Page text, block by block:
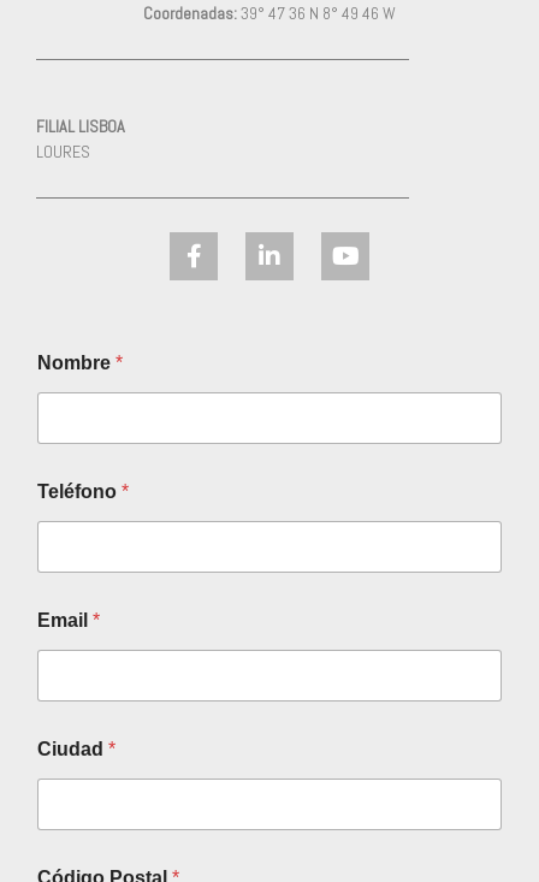
Coordenadas:39° 47 36 N 8° 49 46 W
FILIAL LISBOA
LOURES
Nombre *
Teléfono *
Email *
Ciudad *